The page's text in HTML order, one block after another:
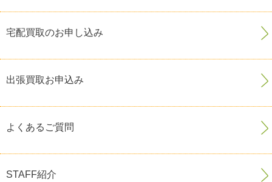
宅配買取のお申し込み
出張買取お申込み
よくあるご質問
STAFF紹介